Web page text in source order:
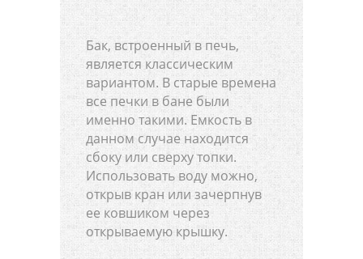
Бак, встроенный в печь,
является классическим
вариантом. В старые времена
все печки в бане были
именно такими. Емкость в
данном случае находится
сбоку или сверху топки.
Использовать воду можно,
открыв кран или зачерпнув
ее ковшиком через
открываемую крышку.